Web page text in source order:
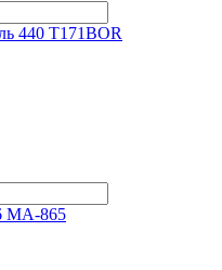
440 T171BOR
MA-865